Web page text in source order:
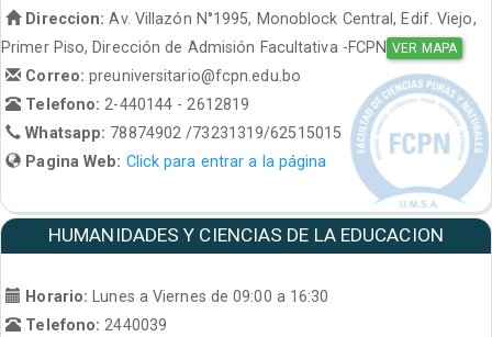
Direccion: Av. Villazón N°1995, Monoblock Central, Edif. Viejo,
Primer Piso, Dirección de Admisión Facultativa -FCPN VER MAPA
Correo:preuniversitario@fcpn.edu.bo
Telefono: 2-440144 - 2612819
Whatsapp: 78874902 /73231319/62515015
Pagina Web: Click para entrar a la página
HUMANIDADES Y CIENCIAS DE LA EDUCACION
Horario: Lunes a Viernes de 09:00 a 16:30
Telefono:2440039